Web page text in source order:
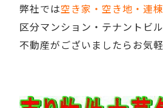
弊社では空き家・空き地・連
区分マンション・テナントビ
不動産がございましたらお気